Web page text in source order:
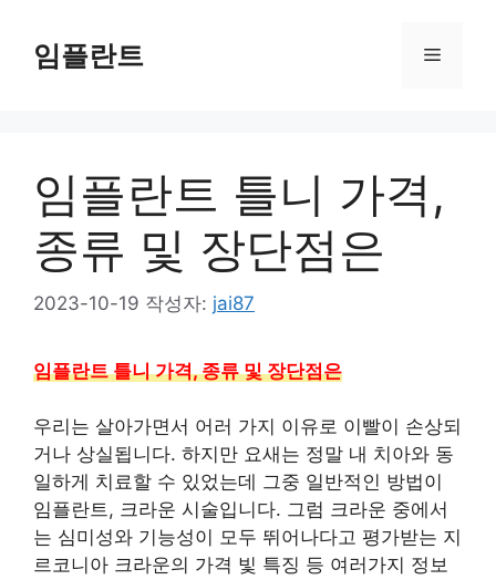
임플란트 메
임플란트 틀니 가격,
종류 및 장단점은
2023-10-19 작성자: jai87
임플란트 틀니 가격, 종류 및 장단점은
우리는 살아가면서 어러 가지 이유로 이빨이 손상되
거나 상실됩니다. 하지만 요새는 정말 내 치아와 동
일하게 치료할 수 있었는데 그중 일반적인 방법이
임플란트, 크라운 시술입니다. 그럼 크라운 중에서
는 심미성와 기능성이 모두 뛰어나다고 평가받는 지
르코니아 크라운의 가격 빛 특징 등 여러가지 정보